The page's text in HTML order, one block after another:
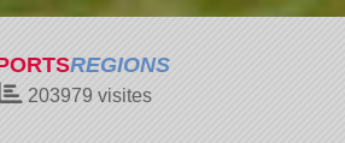
REGIONS
203979 visites